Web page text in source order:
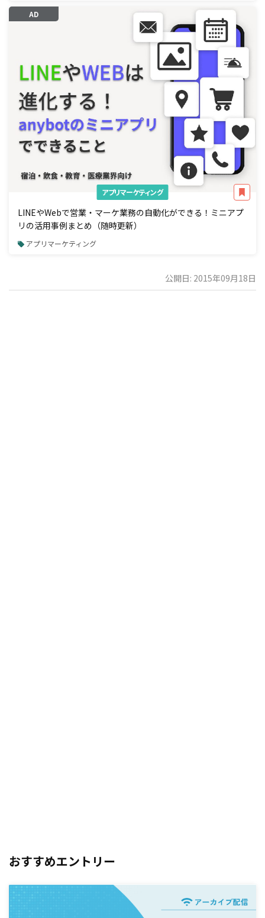
AD
アプリマーケティング
LINEやWebで営業・マーケ業務の自動化ができる！ミニアプ
リの活用事例まとめ（随時更新）
アプリマーケティング
公開日: 2015年09月18日
おすすめエントリー